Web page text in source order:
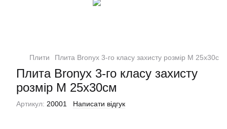
Плити Плита Bronyx 3-го класу захисту розмір М 25х30см
Плита Bronyx 3-го класу захисту
розмір М 25х30см
Артикул: 20001 Написати відгук